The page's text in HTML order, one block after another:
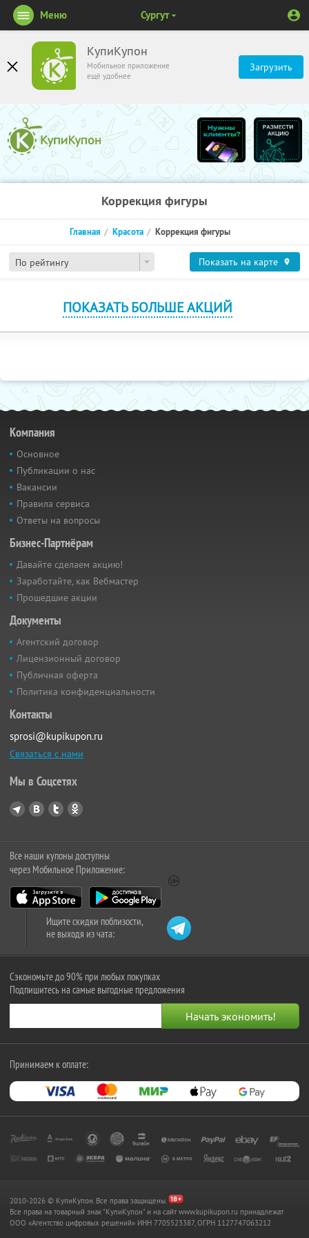
КупиКупон
Мобильное приложение
ещё удобнее
Загрузить
Меню Сургут
Коррекция фигуры
По рейтингу
Главная Красота Коррекция фигуры
Показать на карте
ПОКАЗАТЬ БОЛЬШЕ АКЦИЙ
Компания
Основное
Публикации о нас
Вакансии
Правила сервиса
Ответы на вопросы
Бизнес-Партнёрам
Давайте сделаем акцию!
Заработайте, как Вебмастер
Прошедшие акции
Документы
Агентский договор
Лицензионный договор
Публичная оферта
Политика конфиденциальности
Контакты
sprosi@kupikupon.ru
Связаться с нами
Мы в Соцсетях
Все наши купоны доступны
через Мобильное Приложение:
Ищите скидки поблизости,
не выходя из чата:
Сэкономьте до 90% при любых покупках
Подпишитесь на самые выгодные предложения
Принимаем к оплате:
2010-2026 © КупиКупон. Все права защищены.
Все права на товарный знак "КупиКупон" и на сайт www.kupikupon.ru принадлежат
OOO «Агентство цифровых решений» ИНН 7705523387, ОГРН 1127747063212